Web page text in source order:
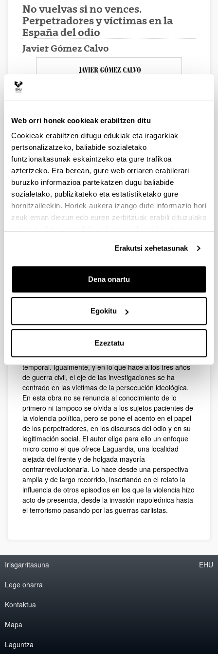
Web orri honek cookieak erabiltzen ditu
Cookieak erabiltzen ditugu edukiak eta iragarkiak
pertsonalizatzeko, baliabide sozialetako
funtzionaltasunak eskaintzeko eta gure trafikoa
aztertzeko. Era berean, gure web orriaren erabilerari
buruzko informazioa partekatzen dugu baliabide
sozialetako, publizitateko eta estatistiketako gure
hornitzaileekin. Horiek aukera izango dute informazio hori
zeuk eman diezun edo euren zerbitzuak erabili dituzulako
Erakutsi xehetasunak
Dena onartu
Egokitu
Ezeztatu
No vuelvas si no vences.
Perpetradores y víctimas en la
España del odio
Javier Gómez Calvo
Editorial: Tecnos | Año de edición: 2024
El periodo histórico abierto tras el golpe de Estado de
1936 -con el consiguiente despliegue de violencia
política y las cuatro décadas posteriores de dictadura-,
preferentemente en desentrañar los orígenes del terror
y los medios para su desarrollo y readaptación
temporal. Igualmente, y en lo que hace a los tres años
de guerra civil, el eje de las investigaciones se ha
centrado en las víctimas de la persecución ideológica.
En esta obra no se renuncia al conocimiento de lo
primero ni tampoco se olvida a los sujetos pacientes de
la violencia política, pero se pone el acento en el papel
de los perpetradores, en los discursos del odio y en su
legitimación social. El autor elige para ello un enfoque
micro como el que ofrece Laguardia, una localidad
alejada del frente y de holgada mayoría
contrarrevolucionaria. Lo hace desde una perspectiva
amplia y de largo recorrido, insertando en el relato la
influencia de otros episodios en los que la violencia hizo
acto de presencia, desde la invasión napoleónica hasta
el terrorismo pasando por las guerras carlistas.
Irisgarritasuna
Lege oharra
Kontaktua
Mapa
Laguntza
EHU